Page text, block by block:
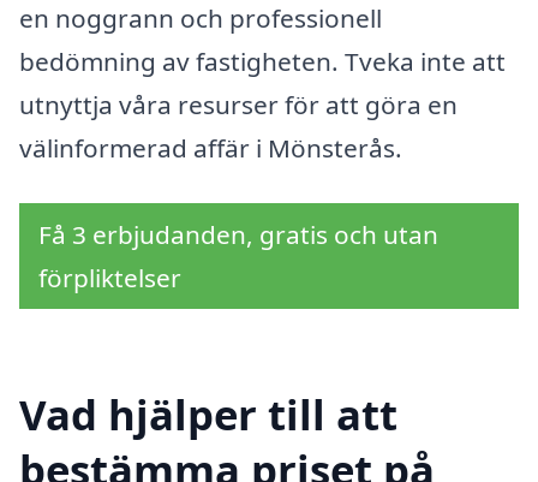
en noggrann och professionell
bedömning av fastigheten. Tveka inte att
utnyttja våra resurser för att göra en
välinformerad affär i Mönsterås.
Få 3 erbjudanden, gratis och utan
förpliktelser
Vad hjälper till att
bestämma priset på